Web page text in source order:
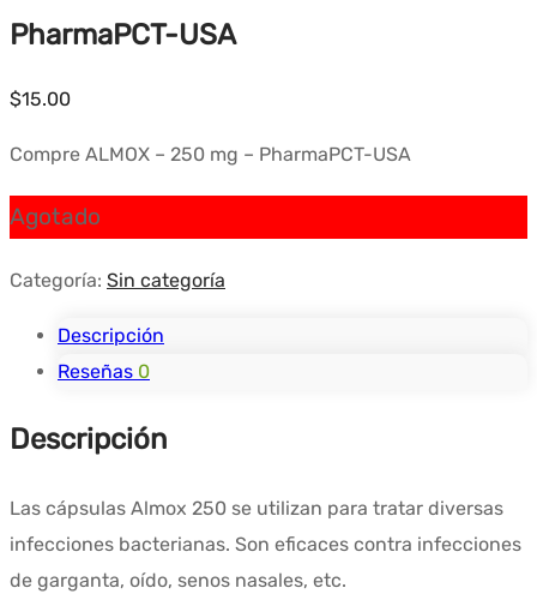
PharmaPCT-USA
$15.00
Compre ALMOX – 250 mg – PharmaPCT-USA
Agotado
Categoría: Sin categoría
Descripción
Reseñas 0
Descripción
Las cápsulas Almox 250 se utilizan para tratar diversas
infecciones bacterianas. Son eficaces contra infecciones
de garganta, oído, senos nasales, etc.